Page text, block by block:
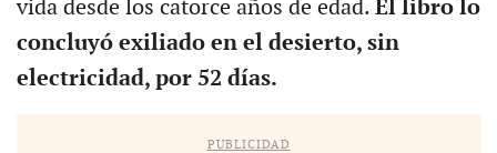
vida desde los catorce años de edad. El libro lo
concluyó exiliado en el desierto, sin
electricidad, por 52 días.
PUBLICIDAD